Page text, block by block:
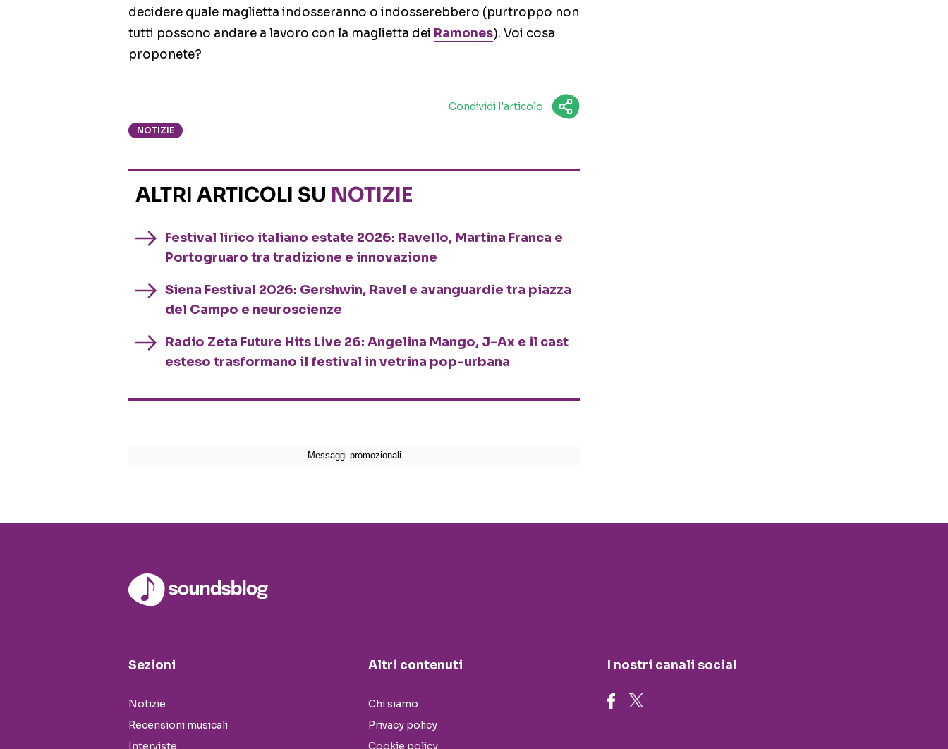
decidere quale maglietta indosseranno o indosserebbero (purtroppo non
tutti possono andare a lavoro con la maglietta dei Ramones). Voi cosa
proponete?
Condividi l'articolo
NOTIZIE
ALTRI ARTICOLI SU NOTIZIE
Festival lirico italiano estate 2026: Ravello, Martina Franca e
Portogruaro tra tradizione e innovazione
Siena Festival 2026: Gershwin, Ravel e avanguardie tra piazza
del Campo e neuroscienze
Radio Zeta Future Hits Live 26: Angelina Mango, J-Ax e il cast
esteso trasformano il festival in vetrina pop-urbana
Sezioni
Notizie
Recensioni musicali
Interviste
Altri contenuti
Chi siamo
Privacy policy
Cookie policy
I nostri canali social